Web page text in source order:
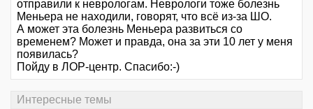
отправили к неврологам. Неврологи тоже болезнь
Меньера не находили, говорят, что всё из-за ШО.
А может эта болезнь Меньера развиться со
временем? Может и правда, она за эти 10 лет у меня
появилась?
Пойду в ЛОР-центр. Спасибо:-)
Интересные темы